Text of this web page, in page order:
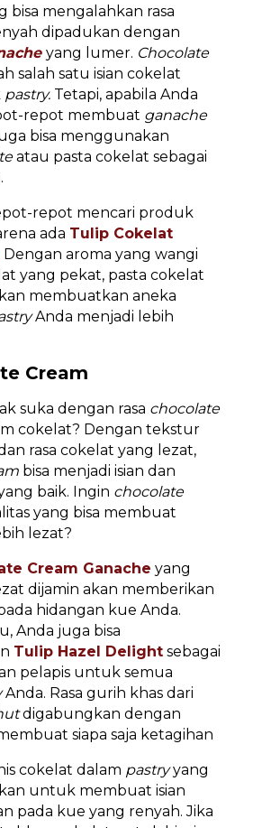
bisa mengalahkan rasa
dipadukan dengan
yang lumer. Chocolate
salah satu isian cokelat
pastry. Tetapi, apabila Anda
repot membuat ganache
bisa menggunakan
atau pasta cokelat sebagai
repot mencari produk
ada Tulip Cokelat
Dengan aroma yang wangi
yang pekat, pasta cokelat
membuatkan aneka
Anda menjadi lebih
Cream
suka dengan rasa chocolate
cokelat? Dengan tekstur
rasa cokelat yang lezat,
bisa menjadi isian dan
baik. Ingin chocolate
yang bisa membuat
lezat?
Cream Ganache yang
dijamin akan memberikan
hidangan kue Anda.
Anda juga bisa
Tulip Hazel Delight sebagai
pelapis untuk semua
Anda. Rasa gurih khas dari
digabungkan dengan
siapa saja ketagihan
cokelat dalam pastryyang
untuk membuat isian
pada kue yang renyah. Jika